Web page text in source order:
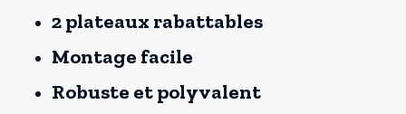
2 plateaux rabattables
Montage facile
Robuste et polyvalent